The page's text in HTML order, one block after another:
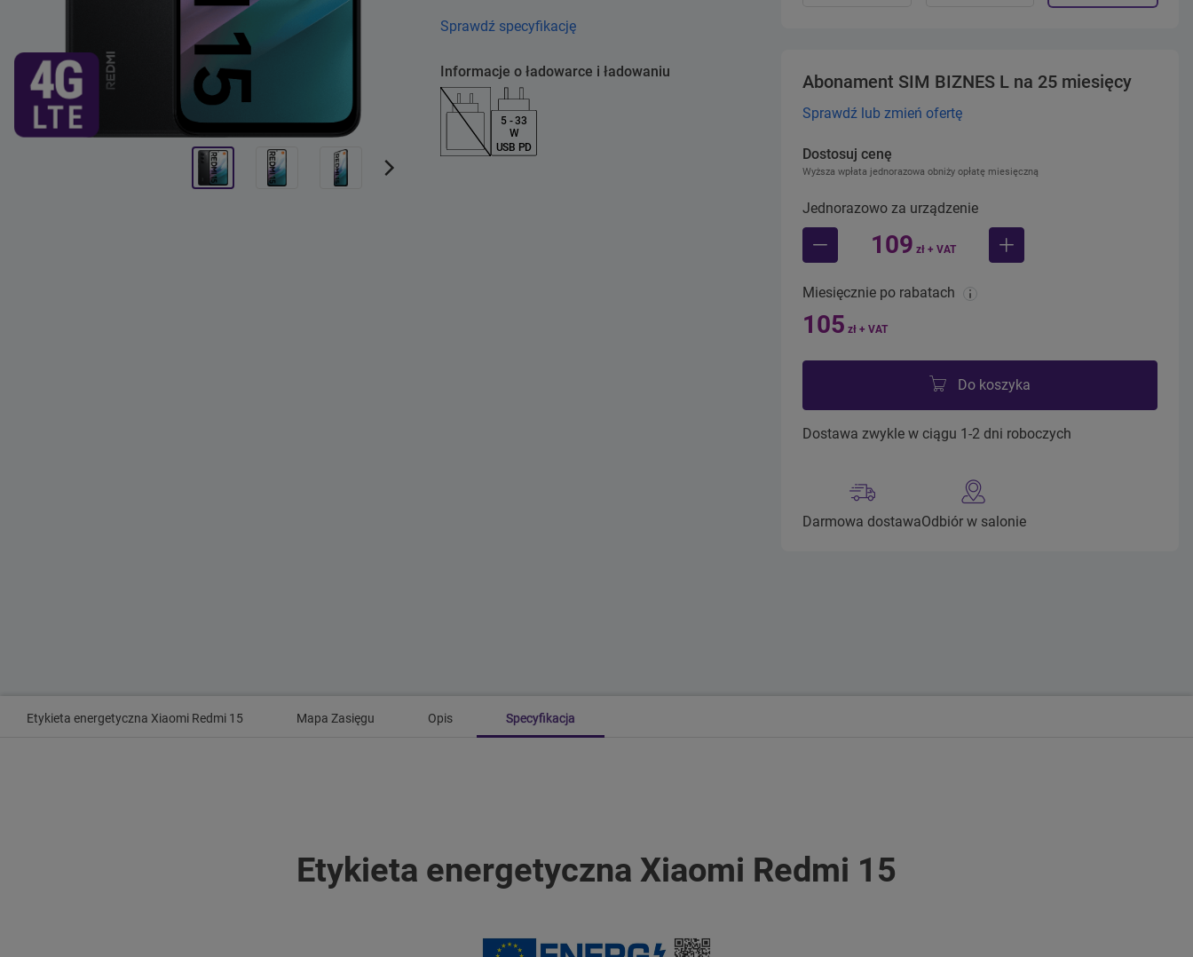
Sprawdź specyfikację
Informacje o ładowarce i ładowaniu
5 - 33
W
USB PD
Abonament SIM BIZNES L na 25 miesięcy
Sprawdź lub zmień ofertę
Dostosuj cenę
Wyższa wpłata jednorazowa obniży opłatę miesięczną
Jednorazowo za urządzenie
mniej 109 zł + VAT więcej
Miesięcznie po rabatach
105 zł + VAT
Do koszyka
Dostawa zwykle w ciągu 1-2 dni roboczych
Darmowa dostawaOdbiór w salonie
Etykieta energetyczna Xiaomi Redmi 15 Mapa Zasięgu Opis Specyfikacja
Etykieta energetyczna Xiaomi Redmi 15